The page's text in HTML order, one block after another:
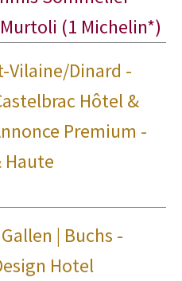
(1 Michelin*)
Dinard -
Hôtel &
Premium -
Haute
| Buchs -
Hotel